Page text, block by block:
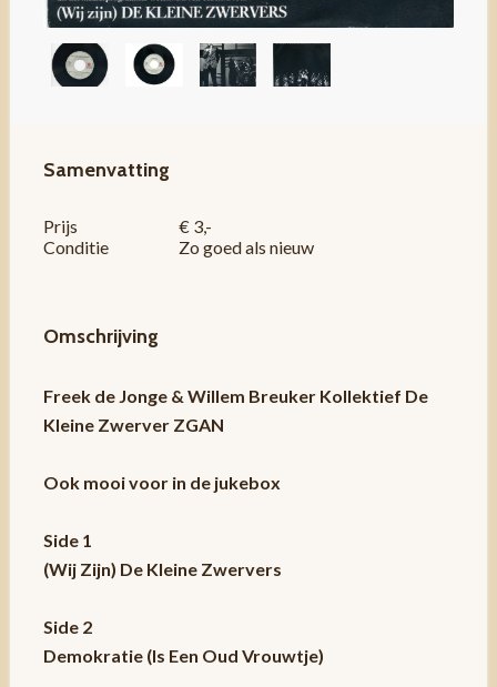
Samenvatting
Prijs
€ 3,-
Conditie
Zo goed als nieuw
Omschrijving
Freek de Jonge & Willem Breuker Kollektief De
Kleine Zwerver ZGAN
Ook mooi voor in de jukebox
Side 1
(Wij Zijn) De Kleine Zwervers
Side 2
Demokratie (Is Een Oud Vrouwtje)